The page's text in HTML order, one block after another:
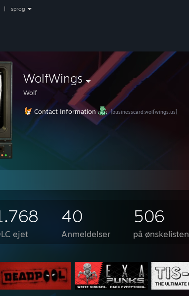
sprog
WolfWings
Wolf
Contact Information [businesscard.wolfwings.us]
ejet
40
Anmeldelser
506
på ønskelisten